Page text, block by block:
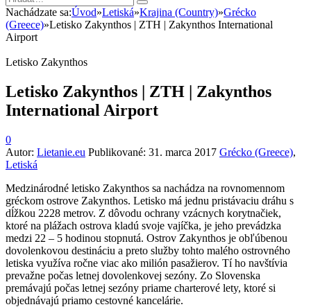
Nachádzate sa:Úvod»Letiská»Krajina (Country)»Grécko
(Greece)»Letisko Zakynthos | ZTH | Zakynthos International
Airport
Letisko Zakynthos
Letisko Zakynthos | ZTH | Zakynthos
International Airport
0
Autor: Lietanie.eu Publikované: 31. marca 2017 Grécko (Greece),
Letiská
Medzinárodné letisko Zakynthos sa nachádza na rovnomennom
gréckom ostrove Zakynthos. Letisko má jednu pristávaciu dráhu s
dĺžkou 2228 metrov. Z dôvodu ochrany vzácnych korytnačiek,
ktoré na plážach ostrova kladú svoje vajíčka, je jeho prevádzka
medzi 22 – 5 hodinou stopnutá. Ostrov Zakynthos je obľúbenou
dovolenkovou destináciu a preto služby tohto malého ostrovného
letiska využíva ročne viac ako milión pasažierov. Tí ho navštívia
prevažne počas letnej dovolenkovej sezóny. Zo Slovenska
premávajú počas letnej sezóny priame charterové lety, ktoré si
objednávajú priamo cestovné kancelárie.